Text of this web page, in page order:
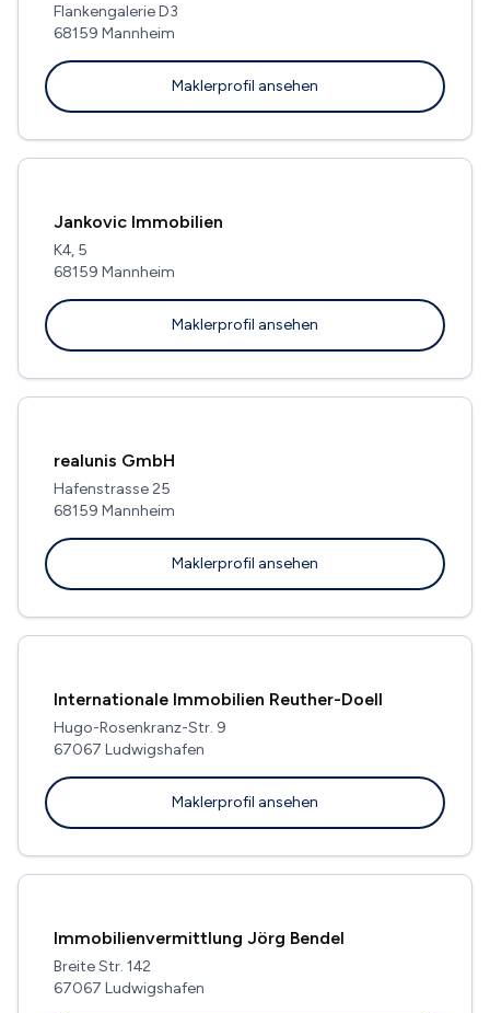
Flankengalerie D3
68159 Mannheim
Maklerprofil ansehen
Jankovic Immobilien
K4, 5
68159 Mannheim
Maklerprofil ansehen
realunis GmbH
Hafenstrasse 25
68159 Mannheim
Maklerprofil ansehen
Internationale Immobilien Reuther-Doell
Hugo-Rosenkranz-Str. 9
67067 Ludwigshafen
Maklerprofil ansehen
Immobilienvermittlung Jörg Bendel
Breite Str. 142
67067 Ludwigshafen